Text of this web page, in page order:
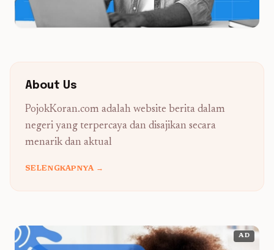
About Us
PojokKoran.com adalah website berita dalam
negeri yang terpercaya dan disajikan secara
menarik dan aktual
SELENGKAPNYA →
AD